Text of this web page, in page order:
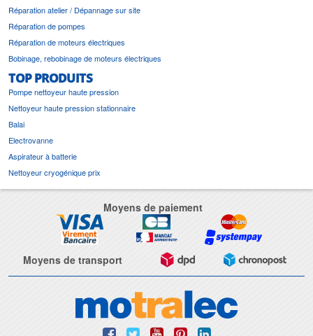
Réparation atelier / Dépannage sur site
Réparation de pompes
Réparation de moteurs électriques
Bobinage, rebobinage de moteurs électriques
TOP PRODUITS
Pompe nettoyeur haute pression
Nettoyeur haute pression stationnaire
Balai
Electrovanne
Aspirateur à batterie
Nettoyeur cryogénique prix
Moyens de paiement
Moyens de transport